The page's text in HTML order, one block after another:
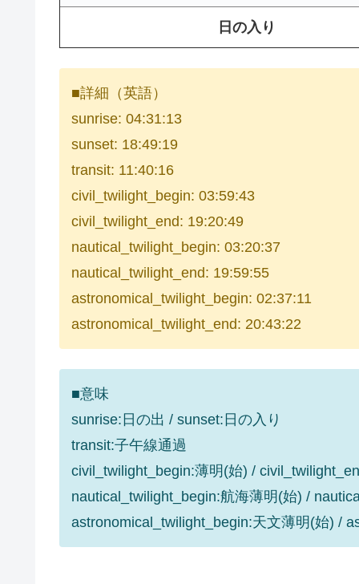
日の入り
■詳細（英語）
sunrise: 04:31:13
sunset: 18:49:19
transit: 11:40:16
civil_twilight_begin: 03:59:43
civil_twilight_end: 19:20:49
nautical_twilight_begin: 03:20:37
nautical_twilight_end: 19:59:55
astronomical_twilight_begin: 02:37:11
astronomical_twilight_end: 20:43:22
■意味
sunrise:日の出 / sunset:日の入り
transit:子午線通過
civil_twilight_begin:薄明(始) /
nautical_twilight_begin:航海薄明(始) /
astronomical_twilight_begin:天文薄明(始) /